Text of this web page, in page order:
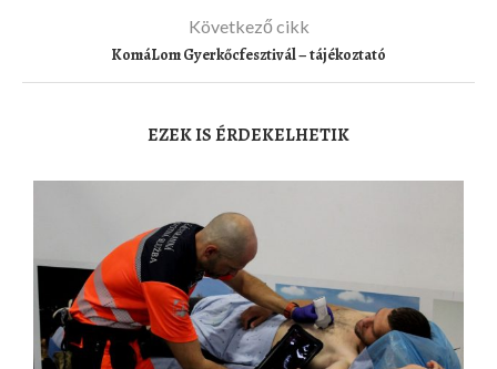
Következő cikk
KomáLom Gyerkőcfesztivál – tájékoztató
EZEK IS ÉRDEKELHETIK